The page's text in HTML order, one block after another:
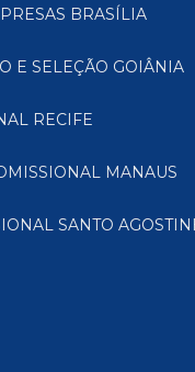
BRASÍLIA
E SELEÇÃO GOIÂNIA
RECIFE
MANAUS
SANTO